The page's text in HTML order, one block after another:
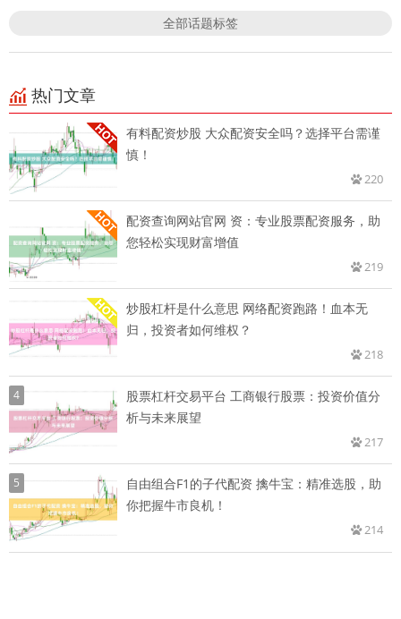
全部话题标签
热门文章
有料配资炒股 大众配资安全吗？选择平台需谨
慎！
220
配资查询网站官网 资：专业股票配资服务，助
您轻松实现财富增值
219
炒股杠杆是什么意思 网络配资跑路！血本无
归，投资者如何维权？
218
4
股票杠杆交易平台 工商银行股票：投资价值分
析与未来展望
217
5
自由组合F1的子代配资 擒牛宝：精准选股，助
你把握牛市良机！
214